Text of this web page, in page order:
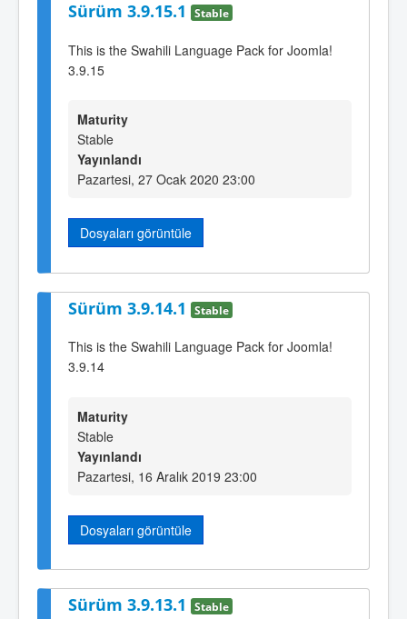
Sürüm 3.9.15.1 Stable
This is the Swahili Language Pack for Joomla!
3.9.15
Maturity
Stable
Yayınlandı
Pazartesi, 27 Ocak 2020 23:00
Dosyaları görüntüle
Sürüm 3.9.14.1 Stable
This is the Swahili Language Pack for Joomla!
3.9.14
Maturity
Stable
Yayınlandı
Pazartesi, 16 Aralık 2019 23:00
Dosyaları görüntüle
Sürüm 3.9.13.1 Stable